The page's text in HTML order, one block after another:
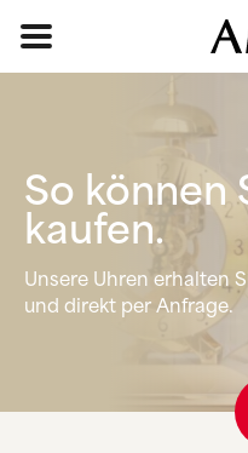
STARTSEITE
SORTIMENT
BASIC
KLASSISCH
VINTAGE
So können
kaufen.
Unsere Uhren erhalten
und direkt per Anfrage.